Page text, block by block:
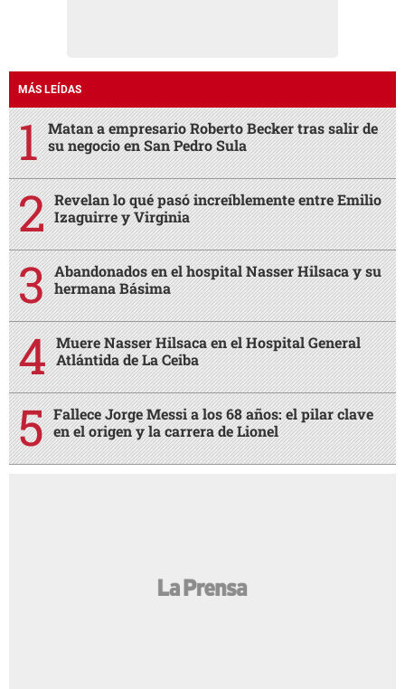
MÁS LEÍDAS
Matan a empresario Roberto Becker tras salir de
su negocio en San Pedro Sula
Revelan lo qué pasó increíblemente entre Emilio
Izaguirre y Virginia
Abandonados en el hospital Nasser Hilsaca y su
hermana Básima
Muere Nasser Hilsaca en el Hospital General
Atlántida de La Ceiba
Fallece Jorge Messi a los 68 años: el pilar clave
en el origen y la carrera de Lionel